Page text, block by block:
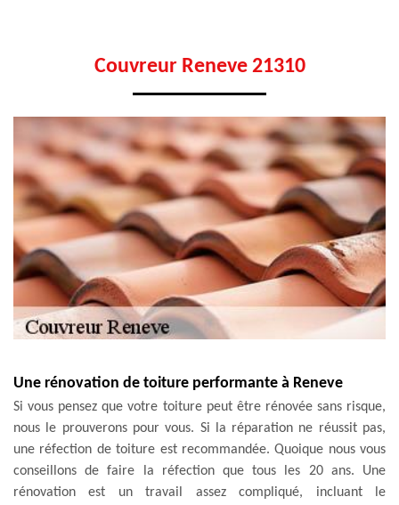
Couvreur Reneve 21310
Une rénovation de toiture performante à Reneve
Si vous pensez que votre toiture peut être rénovée sans risque,
nous le prouverons pour vous. Si la réparation ne réussit pas,
une réfection de toiture est recommandée. Quoique nous vous
conseillons de faire la réfection que tous les 20 ans. Une
rénovation est un travail assez compliqué, incluant le